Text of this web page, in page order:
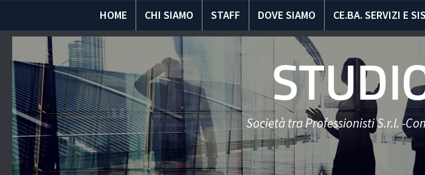
HOME CHI SIAMO STAFF DOVE SIAMO CE.BA. SERVIZI E
Società tra Professionisti S.r.l. -